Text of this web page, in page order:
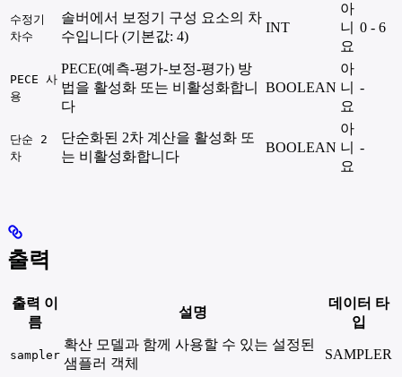
수정기
차수
솔버에서 보정기 구성 요소의 차
수입니다 (기본값: 4)
INT
아
니
요
0 - 6
PECE 사
용
PECE(예측-평가-보정-평가) 방
법을 활성화 또는 비활성화합니
다
BOOLEAN
아
니
요
-
단순 2
차
단순화된 2차 계산을 활성화 또
는 비활성화합니다
BOOLEAN
아
니
요
-
출력
출력 이
름
설명
데이터 타
입
sampler
확산 모델과 함께 사용할 수 있는 설정된
샘플러 객체
SAMPLER